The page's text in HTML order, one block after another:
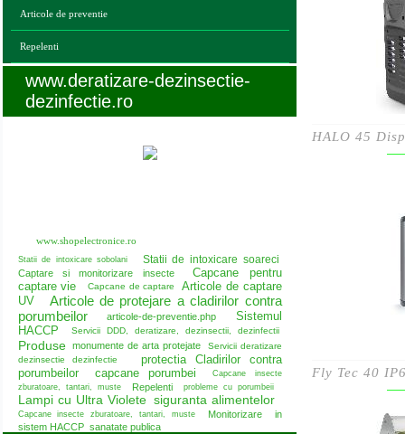
Articole de preventie
Repelenti
www.deratizare-dezinsectie-
dezinfectie.ro
www.shopelectronice.ro
Statii de intoxicare sobolani Statii de intoxicare soareci
Captare si monitorizare insecte
Capcane pentru
captare vie
Capcane de captare
Articole de captare
UV
Articole de protejare a cladirilor contra
porumbeilor
articole-de-preventie.php
Sistemul
HACCP
Servicii DDD, deratizare, dezinsectii, dezinfectii
Produse monumente de arta protejate
Servicii deratizare
dezinsectie dezinfectie
protectia Cladirilor contra
porumbeilor
capcane porumbei
Capcane insecte
zburatoare, tantari, muste
Repelenti probleme cu porumbeii
Lampi cu Ultra Violete siguranta alimentelor
Capcane insecte zburatoare, tantari, muste
Monitorizare in
sistem HACCP sanatate publica
HALO 45
Fly Tec 40